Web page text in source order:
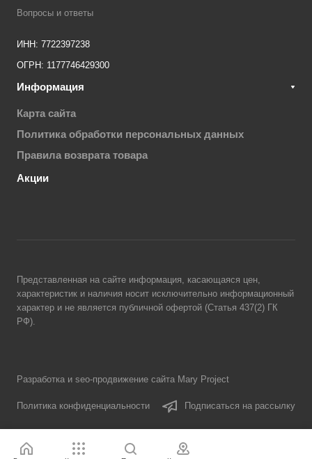
Вопросы и ответы
ИНН: 7722397238
ОГРН: 1177746429300
Информация
Карта сайта
Политика обработки персональных данных
Правила возврата товара
Акции
Представленная на сайте информация, касающаяся цен,
характеристик и наличия носит исключительно информационный
характер и не является публичной офертой (Статья 437(2) ГК
РФ).
Разработка и seo-продвижение сайта Mary Project
Политика конфиденциальности Подписаться на рассылку